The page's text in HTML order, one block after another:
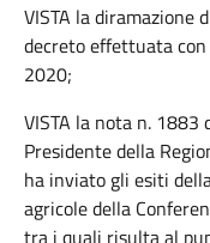
VISTA la diramazione
decreto effettuata
2020;
VISTA la nota n. 1883
Presidente della
ha inviato gli esiti
agricole della
tra i quali risulta al